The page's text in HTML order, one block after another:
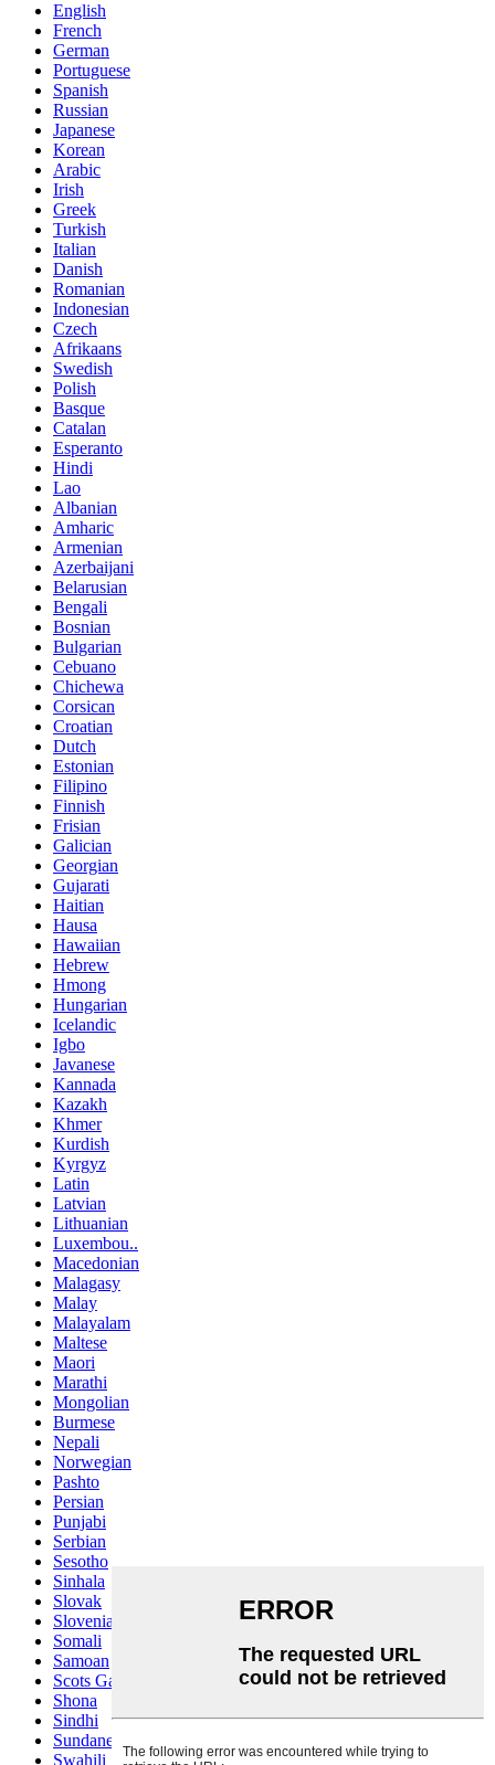
English
French
German
Portuguese
Spanish
Russian
Japanese
Korean
Arabic
Irish
Greek
Turkish
Italian
Danish
Romanian
Indonesian
Czech
Afrikaans
Swedish
Polish
Basque
Catalan
Esperanto
Hindi
Lao
Albanian
Amharic
Armenian
Azerbaijani
Belarusian
Bengali
Bosnian
Bulgarian
Cebuano
Chichewa
Corsican
Croatian
Dutch
Estonian
Filipino
Finnish
Frisian
Galician
Georgian
Gujarati
Haitian
Hausa
Hawaiian
Hebrew
Hmong
Hungarian
Icelandic
Igbo
Javanese
Kannada
Kazakh
Khmer
Kurdish
Kyrgyz
Latin
Latvian
Lithuanian
Luxembou..
Macedonian
Malagasy
Malay
Malayalam
Maltese
Maori
Marathi
Mongolian
Burmese
Nepali
Norwegian
Pashto
Persian
Punjabi
Serbian
Sesotho
Sinhala
Slovak
Slovenian
Somali
Samoan
Scots Gaelic
Shona
Sindhi
Sundanese
Swahili